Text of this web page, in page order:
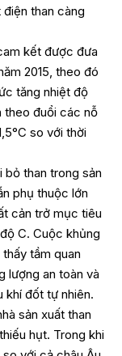
than càng
kết được đưa
2015, theo đó
tăng nhiệt độ
theo đuổi các nỗ
so với thời
bỏ than trong sản
phụ thuộc lớn
cản trở mục tiêu
C. Cuộc khủng
tầm quan
lượng an toàn và
khí đốt tự nhiên.
sản xuất than
hụt. Trong khi